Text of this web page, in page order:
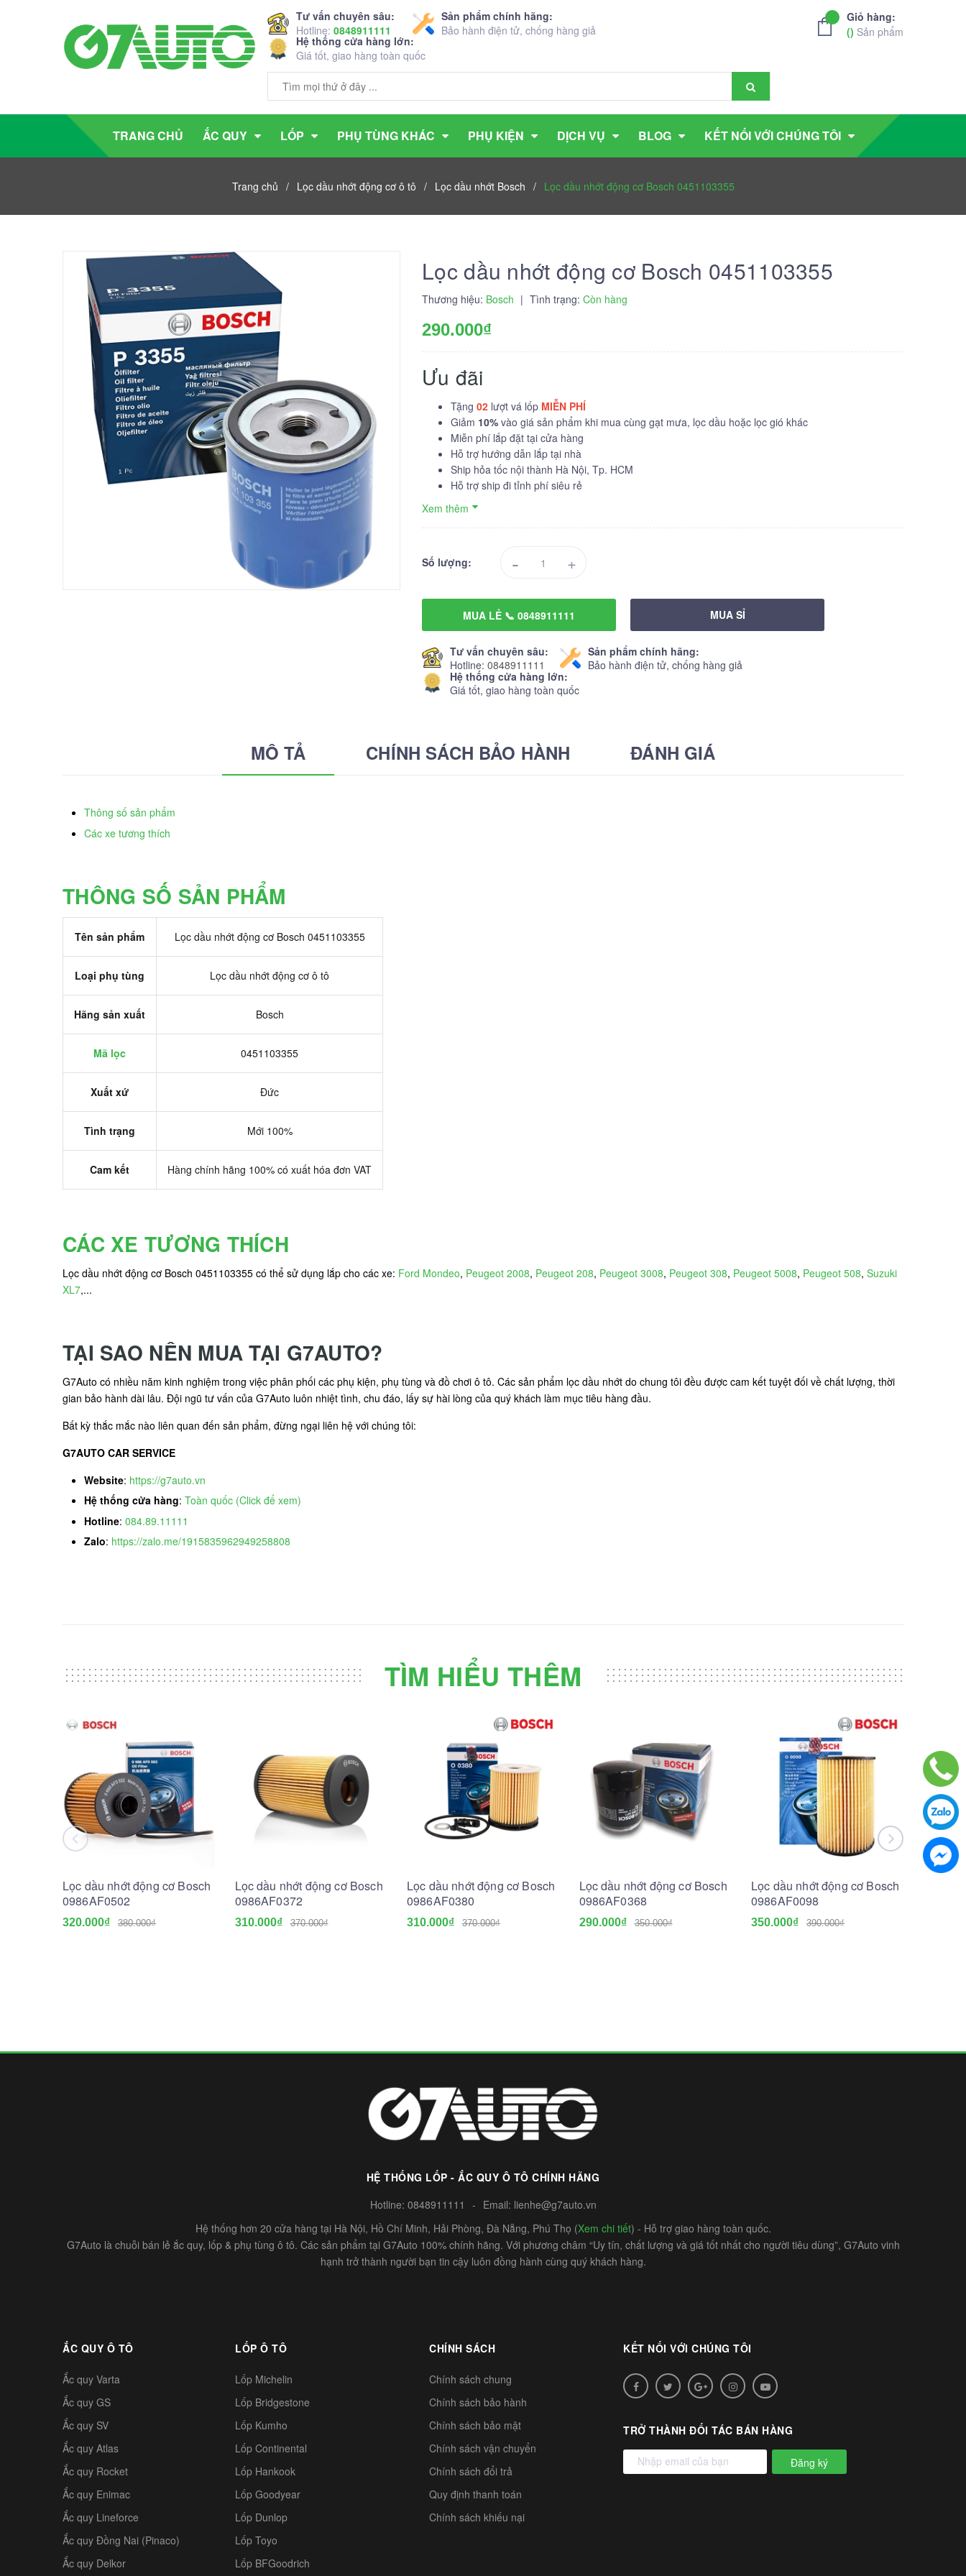
Tư vấn chuyên sâu:
Hotline: 0848911111
Sản phẩm chính hãng:
Bảo hành điện tử, chống hàng giả
Hệ thống cửa hàng lớn:
Giá tốt, giao hàng toàn quốc
Giỏ hàng:
() Sản phẩm
TRANG CHỦ ẮC QUY LỐP PHỤ TÙNG KHÁC PHỤ KIỆN DỊCH VỤ BLOG KẾT NỐI VỚI CHÚNG TÔI
Trang chủ / Lọc dầu nhớt động cơ ô tô / Lọc dầu nhớt Bosch / Lọc dầu nhớt động cơ Bosch 0451103355
Lọc dầu nhớt động cơ Bosch 0451103355
Thương hiệu: Bosch | Tình trạng: Còn hàng
290.000₫
Ưu đãi
Tặng 02 lượt vá lốp MIỄN PHÍ
Giảm 10% vào giá sản phẩm khi mua cùng gạt mưa, lọc dầu hoặc lọc gió khác
Miễn phí lắp đặt tại cửa hàng
Hỗ trợ hướng dẫn lắp tại nhà
Ship hỏa tốc nội thành Hà Nội, Tp. HCM
Hỗ trợ ship đi tỉnh phí siêu rẻ
Xem thêm
Số lượng: - +
MUA LẺ 📞 0848911111 MUA SỈ
Tư vấn chuyên sâu:
Hotline: 0848911111
Sản phẩm chính hãng:
Bảo hành điện tử, chống hàng giả
Hệ thống cửa hàng lớn:
Giá tốt, giao hàng toàn quốc
MÔ TẢ CHÍNH SÁCH BẢO HÀNH ĐÁNH GIÁ
Thông số sản phẩm
Các xe tương thích
THÔNG SỐ SẢN PHẨM
Tên sản phẩm Lọc dầu nhớt động cơ Bosch 0451103355
Loại phụ tùng Lọc dầu nhớt động cơ ô tô
Hãng sản xuất Bosch
Mã lọc 0451103355
Xuất xứ Đức
Tình trạng Mới 100%
Cam kết Hàng chính hãng 100% có xuất hóa đơn VAT
CÁC XE TƯƠNG THÍCH
Lọc dầu nhớt động cơ Bosch 0451103355 có thể sử dụng lắp cho các xe: Ford Mondeo, Peugeot 2008, Peugeot 208, Peugeot 3008, Peugeot 308, Peugeot 5008, Peugeot 508, Suzuki
XL7,...
TẠI SAO NÊN MUA TẠI G7AUTO?
G7Auto có nhiều năm kinh nghiệm trong việc phân phối các phụ kiện, phụ tùng và đồ chơi ô tô. Các sản phẩm lọc dầu nhớt do chung tôi đều được cam kết tuyệt đối về chất lượng, thời
gian bảo hành dài lâu. Đội ngũ tư vấn của G7Auto luôn nhiệt tình, chu đáo, lấy sự hài lòng của quý khách làm mục tiêu hàng đầu.
Bất kỳ thắc mắc nào liên quan đến sản phẩm, đừng ngại liên hệ với chúng tôi:
G7AUTO CAR SERVICE
Website: https://g7auto.vn
Hệ thống cửa hàng: Toàn quốc (Click để xem)
Hotline: 084.89.11111
Zalo: https://zalo.me/1915835962949258808
TÌM HIỂU THÊM
Lọc dầu nhớt động cơ Bosch
0986AF0502
320.000₫ 380.000₫
Lọc dầu nhớt động cơ Bosch
0986AF0372
310.000₫ 370.000₫
Lọc dầu nhớt động cơ Bosch
0986AF0380
310.000₫ 370.000₫
Lọc dầu nhớt động cơ Bosch
0986AF0368
290.000₫ 350.000₫
Lọc dầu nhớt động cơ Bosch
0986AF0098
350.000₫ 390.000₫
HỆ THỐNG LỐP - ẮC QUY Ô TÔ CHÍNH HÃNG
Hotline: 0848911111 - Email: lienhe@g7auto.vn
Hệ thống hơn 20 cửa hàng tại Hà Nội, Hồ Chí Minh, Hải Phòng, Đà Nẵng, Phú Thọ (Xem chi tiết) - Hỗ trợ giao hàng toàn quốc.
G7Auto là chuỗi bán lẻ ắc quy, lốp & phụ tùng ô tô. Các sản phẩm tại G7Auto 100% chính hãng. Với phương châm “Uy tín, chất lượng và giá tốt nhất cho người tiêu dùng”, G7Auto vinh
hạnh trở thành người bạn tin cậy luôn đồng hành cùng quý khách hàng.
ẮC QUY Ô TÔ
Ắc quy Varta
Ắc quy GS
Ắc quy SV
Ắc quy Atlas
Ắc quy Rocket
Ắc quy Enimac
Ắc quy Lineforce
Ắc quy Đồng Nai (Pinaco)
Ắc quy Delkor
LỐP Ô TÔ
Lốp Michelin
Lốp Bridgestone
Lốp Kumho
Lốp Continental
Lốp Hankook
Lốp Goodyear
Lốp Dunlop
Lốp Toyo
Lốp BFGoodrich
CHÍNH SÁCH
Chính sách chung
Chính sách bảo hành
Chính sách bảo mật
Chính sách vận chuyển
Chính sách đổi trả
Quy định thanh toán
Chính sách khiếu nại
KẾT NỐI VỚI CHÚNG TÔI
TRỞ THÀNH ĐỐI TÁC BÁN HÀNG
Đăng ký